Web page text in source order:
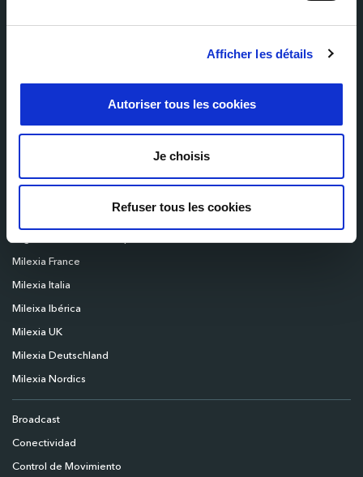
Afficher les détails
Autoriser tous les cookies
Je choisis
Refuser tous les cookies
Nuestro equipo de expertos está disponible para ayudar. Envíenos su
Milexia France
Milexia Italia
Mileixa Ibérica
Milexia UK
Milexia Deutschland
Milexia Nordics
Broadcast
Conectividad
Control de Movimiento